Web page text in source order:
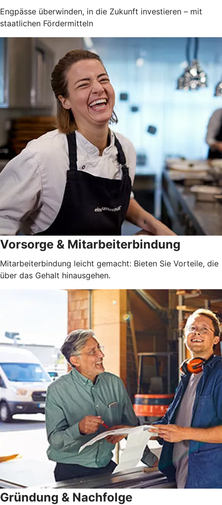
Engpässe überwinden, in die Zukunft investieren – mit
staatlichen Fördermitteln
Vorsorge & Mitarbeiterbindung
Mitarbeiterbindung leicht gemacht: Bieten Sie Vorteile, die
über das Gehalt hinausgehen.
Gründung & Nachfolge